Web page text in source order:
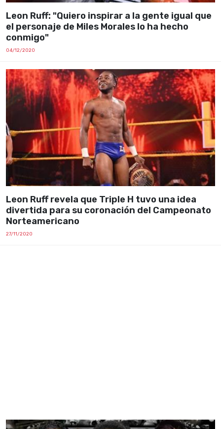
Leon Ruff: "Quiero inspirar a la gente igual que
el personaje de Miles Morales lo ha hecho
conmigo"
04/12/2020
Leon Ruff revela que Triple H tuvo una idea
divertida para su coronación del Campeonato
Norteamericano
27/11/2020